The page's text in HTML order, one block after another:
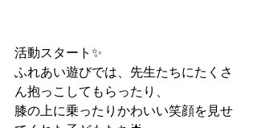
活動スタート✨
ふれあい遊びでは、先生たちにたくさ
ん抱っこしてもらったり、
膝の上に乗ったりかわいい笑顔を見せ